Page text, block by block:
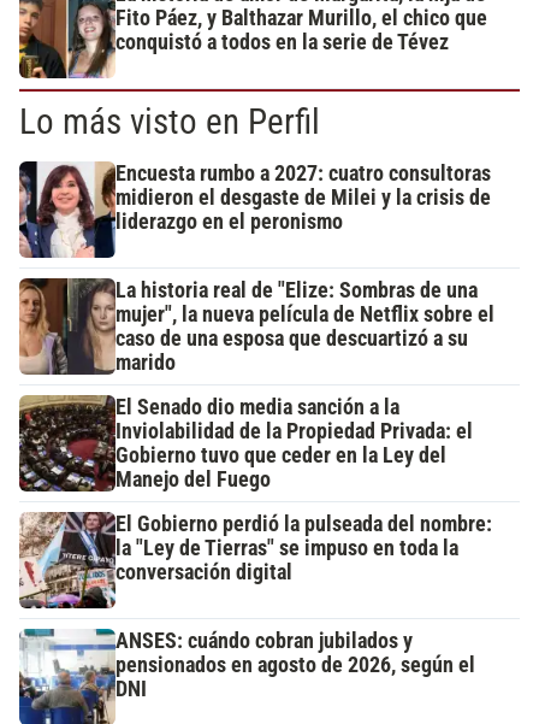
Fito Páez, y Balthazar Murillo, el chico que
conquistó a todos en la serie de Tévez
Lo más visto en Perfil
Encuesta rumbo a 2027: cuatro consultoras
midieron el desgaste de Milei y la crisis de
liderazgo en el peronismo
La historia real de "Elize: Sombras de una
mujer", la nueva película de Netflix sobre el
caso de una esposa que descuartizó a su
marido
El Senado dio media sanción a la
Inviolabilidad de la Propiedad Privada: el
Gobierno tuvo que ceder en la Ley del
Manejo del Fuego
El Gobierno perdió la pulseada del nombre:
la "Ley de Tierras" se impuso en toda la
conversación digital
ANSES: cuándo cobran jubilados y
pensionados en agosto de 2026, según el
DNI